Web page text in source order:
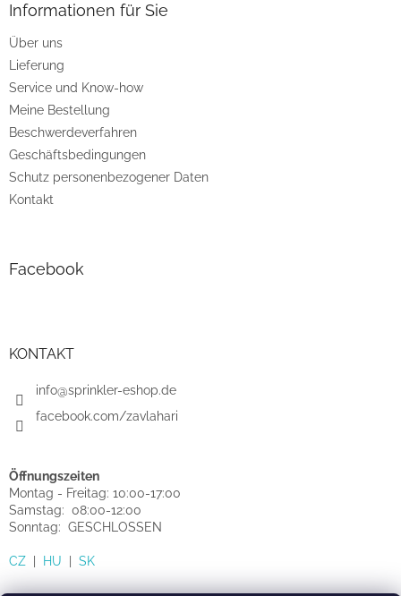
e
Informationen für Sie
Über uns
Lieferung
Service und Know-how
Meine Bestellung
Beschwerdeverfahren
Geschäftsbedingungen
Schutz personenbezogener Daten
Kontakt
Facebook
KONTAKT
info@sprinkler-eshop.de
facebook.com/zavlahari
Öffnungszeiten
Montag - Freitag: 10:00-17:00
Samstag: 08:00-12:00
Sonntag: GESCHLOSSEN
CZ HU SK